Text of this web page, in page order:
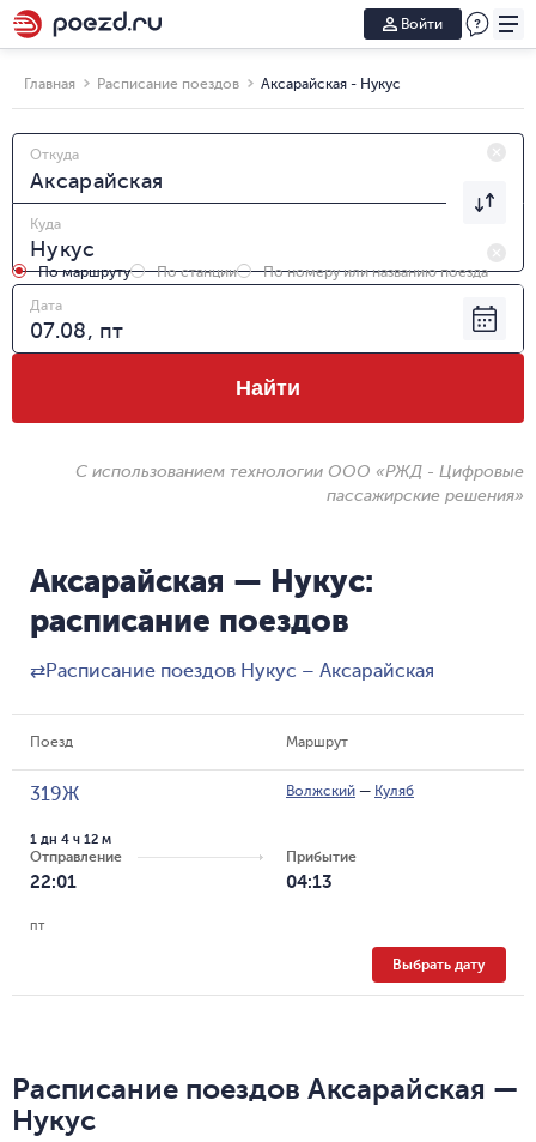
Войти
Главная Расписание поездов Аксарайская - Нукус
Откуда
Куда
По маршруту По станции
По номеру или названию поезда
Дата
Найти
С использованием технологии ООО «РЖД - Цифровые
пассажирские решения»
Аксарайская — Нукус:
расписание поездов
⇄Расписание поездов Нукус – Аксарайская
Поезд Маршрут
319Ж Волжский — Куляб
Отправление
22:01
1 дн 4 ч 12 м
Прибытие
04:13
пт
Выбрать дату
Расписание поездов Аксарайская —
Нукус